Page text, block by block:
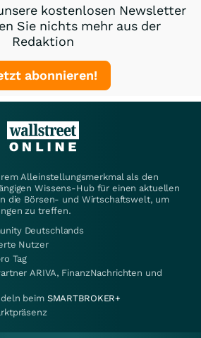
kostenlosen Newsletter
Sie nichts mehr aus der
Redaktion
abonnieren!
Alleinstellungsmerkmal als den
Wissens-Hub für einen aktuellen
die Börsen- und Wirtschaftswelt, um
zu treffen.
Deutschlands
Nutzer
Tag
ARIVA, FinanzNachrichten und
beim SMARTBROKER+